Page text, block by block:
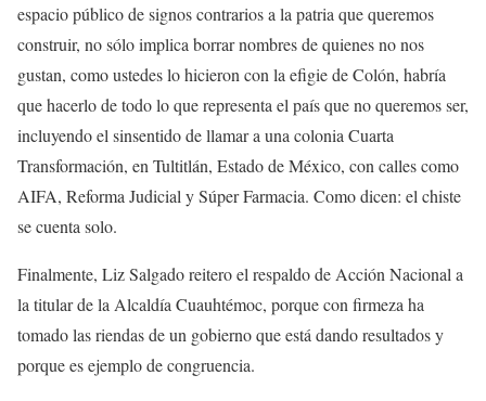
espacio público de signos contrarios a la patria que queremos
construir, no sólo implica borrar nombres de quienes no nos
gustan, como ustedes lo hicieron con la efigie de Colón, habría
que hacerlo de todo lo que representa el país que no queremos ser,
incluyendo el sinsentido de llamar a una colonia Cuarta
Transformación, en Tultitlán, Estado de México, con calles como
AIFA, Reforma Judicial y Súper Farmacia. Como dicen: el chiste
se cuenta solo.
Finalmente, Liz Salgado reitero el respaldo de Acción Nacional a
la titular de la Alcaldía Cuauhtémoc, porque con firmeza ha
tomado las riendas de un gobierno que está dando resultados y
porque es ejemplo de congruencia.